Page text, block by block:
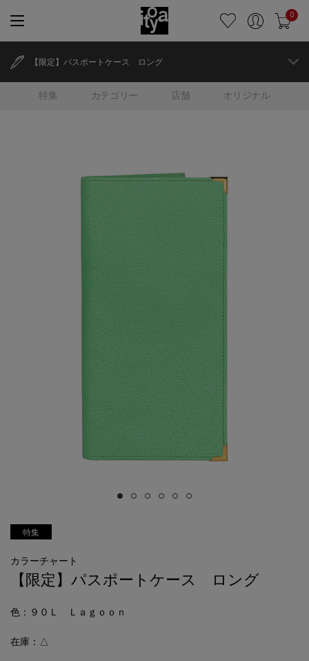
0
特集 カテゴリー 店舗 オリジナル
【限定】パスポートケース ロング
特集
カラーチャート
【限定】パスポートケース ロング
色 ：９０Ｌ Ｌａｇｏｏｎ
在庫：△